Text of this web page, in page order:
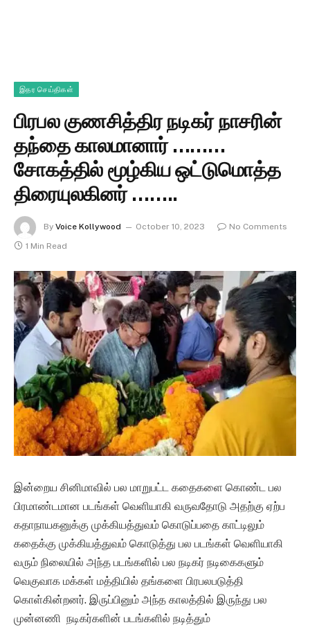
இதர செய்திகள்
பிரபல குணசித்திர நடிகர் நாசரின்
தந்தை காலமானார் ………
சோகத்தில் மூழ்கிய ஒட்டுமொத்த
திரையுலகினர் ……..
By Voice Kollywood October 10, 2023
No Comments
1 Min Read
இன்றைய சினிமாவில் பல மாறுபட்ட கதைகளை கொண்ட பல
பிரமாண்டமான படங்கள் வெளியாகி வருவதோடு அதற்கு ஏற்ப
கதாநாயகனுக்கு முக்கியத்துவம் கொடுப்பதை காட்டிலும்
கதைக்கு முக்கியத்துவம் கொடுத்து பல படங்கள் வெளியாகி
வரும் நிலையில் அந்த படங்களில் பல நடிகர் நடிகைகளும்
வெகுவாக மக்கள் மத்தியில் தங்களை பிரபலபடுத்தி
கொள்கின்றனர். இருப்பினும் அந்த காலத்தில் இருந்து பல
முன்னணி நடிகர்களின் படங்களில் நடித்தும்